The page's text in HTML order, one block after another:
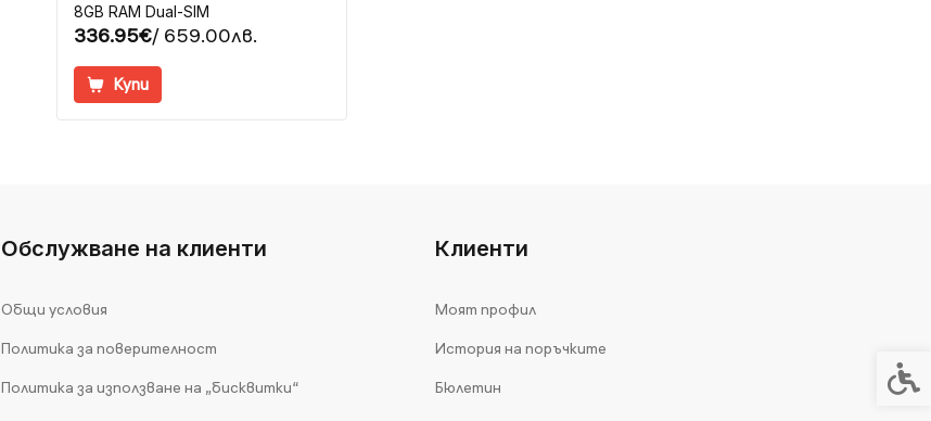
8GB RAM Dual-SIM
336.95€/ 659.00лв.
Купи
Обслужване на клиенти
Общи условия
Политика за поверителност
Политика за използване на „бисквитки“
Клиенти
Моят профил
История на поръчките
Бюлетин